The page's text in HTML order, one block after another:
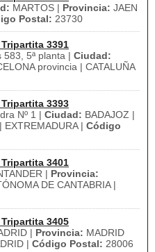
MARTOS | Provincia: JAEN
Postal: 23730
3391
5ª planta | Ciudad:
provincia | CATALUÑA
3393
Nº 1 | Ciudad: BADAJOZ |
EXTREMADURA | Código
3401
| Provincia:
DE CANTABRIA |
3405
| Provincia: MADRID
| Código Postal: 28006